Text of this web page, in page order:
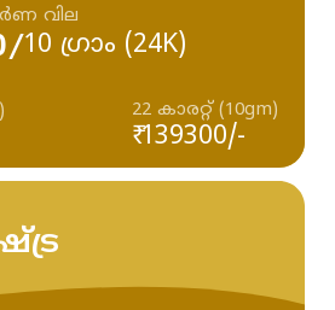
10 ഗ്രാം (24K)
22 കാരറ്റ് (10gm)
വില
₹ 139300/-